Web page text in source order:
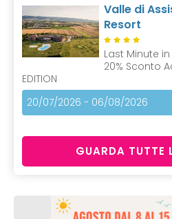
Valle di
Resort
Last Minute in
20% Sconto
EDITION
20/07/2026 - 06/08/2026
GUARDA TUTTE